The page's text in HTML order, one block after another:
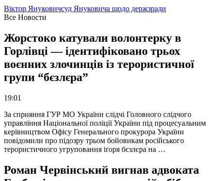
Віктор Януковичсуд Януковича щодо держзради
Все Новости
Жорстоко катували волонтерку в
Горлівці — ідентифіковано трьох
воєнних злочинців із терористичної
групи “бєзлєра”
19:01
За сприяння ГУР МО України слідчі Головного слідчого
управління Національної поліції України під процесуальним
керівництвом Офісу Генерального прокурора України
повідомили про підозру трьом бойовикам російського
терористичного угруповання іґоря бєзлєра на …
Роман Червінський вигнав адвоката